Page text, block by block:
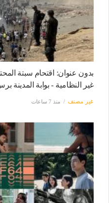
بدون عنوان: اقتحام سبتة
غير النظامية - بوابة المدينة
غير مصنف منذ 7 ساعات